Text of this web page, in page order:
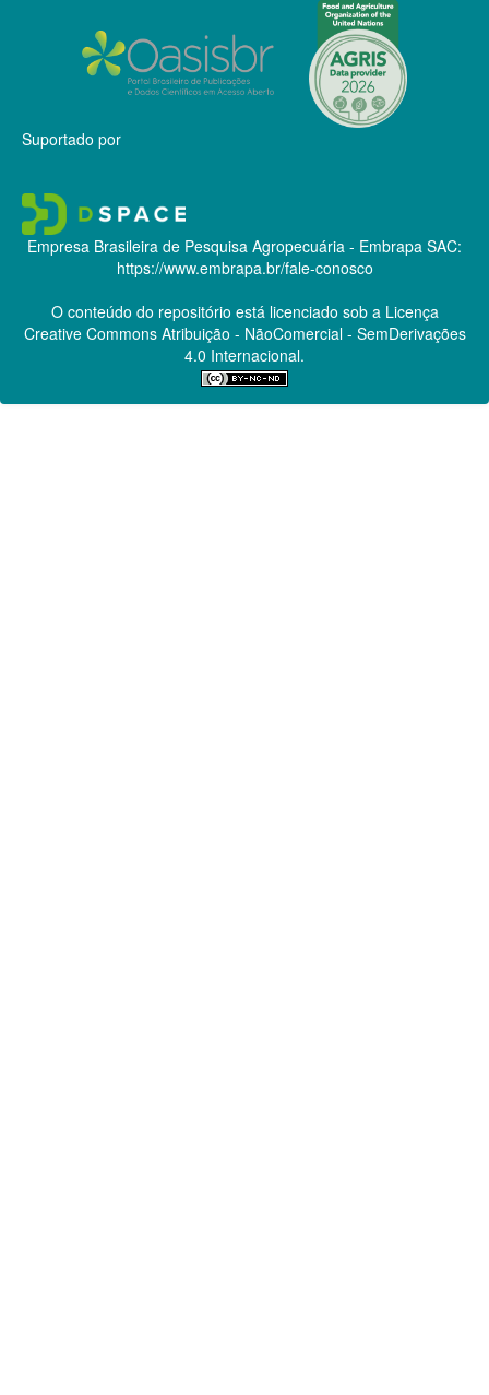
Suportado por
Empresa Brasileira de Pesquisa Agropecuária - Embrapa SAC:
https://www.embrapa.br/fale-conosco
O conteúdo do repositório está licenciado sob a Licença
Creative CommonsAtribuição - NãoComercial - SemDerivações
4.0 Internacional.